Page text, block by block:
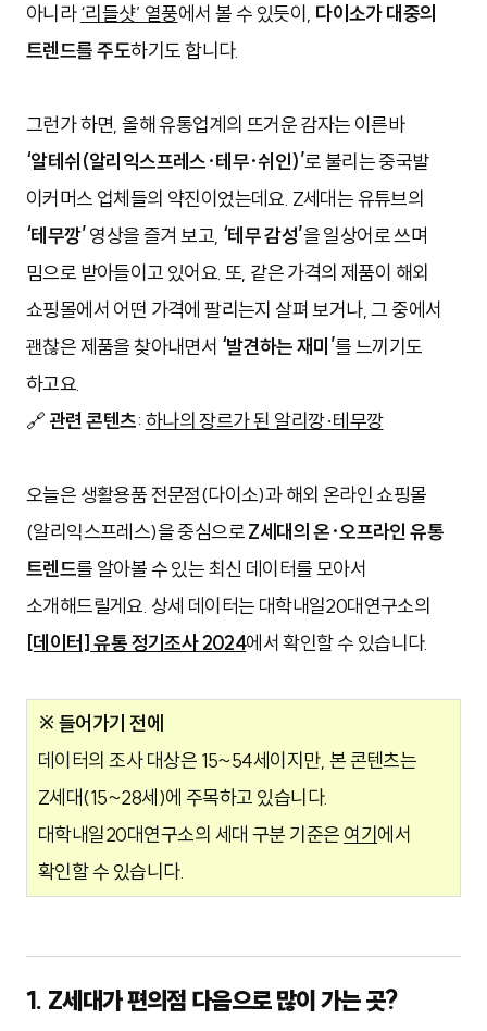
아니라‘리들샷’ 열풍에서 볼 수 있듯이, 다이소가 대중의
트렌드를 주도하기도 합니다.
그런가 하면, 올해 유통업계의 뜨거운 감자는 이른바
‘알테쉬(알리익스프레스·테무·쉬인)’로 불리는 중국발
이커머스 업체들의 약진이었는데요. Z세대는 유튜브의
‘테무깡’영상을 즐겨 보고, ‘테무 감성’을 일상어로 쓰며
밈으로 받아들이고 있어요. 또, 같은 가격의 제품이 해외
쇼핑몰에서 어떤 가격에 팔리는지 살펴 보거나, 그 중에서
괜찮은 제품을 찾아내면서 ‘발견하는 재미’를 느끼기도
하고요.
🔗 관련 콘텐츠: 하나의 장르가 된 알리깡·테무깡
오늘은 생활용품 전문점(다이소)과 해외 온라인 쇼핑몰
(알리익스프레스)을 중심으로Z세대의 온·오프라인 유통
트렌드를 알아볼 수 있는 최신 데이터를 모아서
소개해드릴게요. 상세 데이터는 대학내일20대연구소의
[데이터] 유통 정기조사 2024에서 확인할 수 있습니다.
※ 들어가기 전에
데이터의 조사 대상은 15~54세이지만, 본 콘텐츠는
Z세대(15~28세)에 주목하고 있습니다.
대학내일20대연구소의 세대 구분 기준은 여기에서
확인할 수 있습니다.
1. Z세대가 편의점 다음으로 많이 가는 곳?